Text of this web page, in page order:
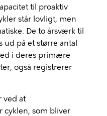
til proaktiv
står lovligt, men
De to årsværk til
på et større antal
i deres primære
også registrerer
ved at
cyklen, som bliver